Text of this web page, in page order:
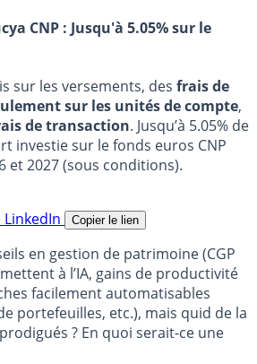
CNP : Jusqu'à 5.05% sur le
sur les versements, des frais de
sur les unités de compte,
de transaction. Jusqu’à 5.05% de
investie sur le fonds euros CNP
et 2027 (sous conditions).
LinkedIn Copier le lien
en gestion de patrimoine (CGP
à l’IA, gains de productivité
facilement automatisables
portefeuilles, etc.), mais quid de la
? En quoi serait-ce une